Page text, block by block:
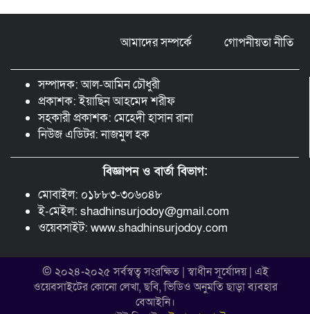
সড়ক নিরাপত্তা ও জনসচেতনতা তৈরিতে
কমলগঞ্জ শাখার সভাপতি মোঃ আব্দুস সালাম।
আমাদের সম্পর্কে গোপনীয়তা নীতি
সম্পাদক: আল-আমিন চৌধুরী
প্রকাশক: ইয়াছিন আহমেদ শরীফ
সহকারী প্রকাশক: মেহেদী হাসান রানা
নিউজ এডিটর: নাজমুল হক
বিজ্ঞাপন ও বার্তা বিভাগ:
মোবাইল: ০১৮৮৩-৩০৬০৪৮
ই-মেইল: shadhinsurjodoy@gmail.com
ওয়েবসাইট: www.shadhinsurjodoy.com
© ২০২৪-২০২৫ সর্বস্বত্ব সংরক্ষিত | স্বাধীন সূর্যোদয় | এই
ওয়েবসাইটের কোনো লেখা, ছবি, ভিডিও অনুমতি ছাড়া ব্যবহার
বেআইনি।